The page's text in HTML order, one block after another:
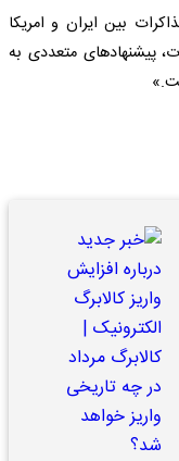
بین ایران و امریکا
پیشنهاد‌های متعددی به